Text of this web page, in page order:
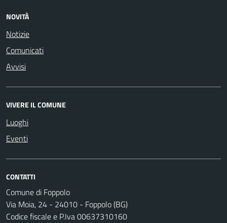
NOVITÀ
Notizie
Comunicati
Avvisi
VIVERE IL COMUNE
Luoghi
Eventi
CONTATTI
Comune di Foppolo
Via Moia, 24 - 24010 - Foppolo (BG)
Codice fiscale e P.Iva 00637310160